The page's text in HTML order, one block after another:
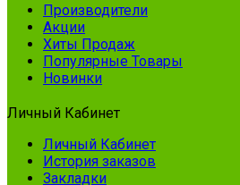
Производители
Акции
Хиты Продаж
Популярные Товары
Новинки
Личный Кабинет
Личный Кабинет
История заказов
Закладки